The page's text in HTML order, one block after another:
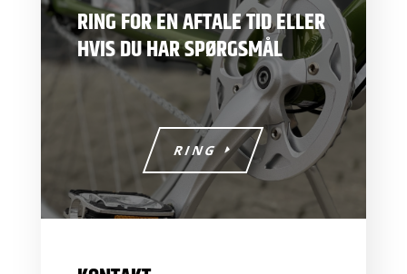
RING FOR EN AFTALE TID ELLER
HVIS DU HAR SPØRGSMÅL
RING